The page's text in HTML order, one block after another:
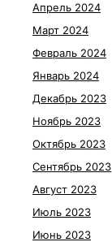
Апрель 2024
Март 2024
Февраль 2024
Январь 2024
Декабрь 2023
Ноябрь 2023
Октябрь 2023
Сентябрь 2023
Август 2023
Июль 2023
Июнь 2023